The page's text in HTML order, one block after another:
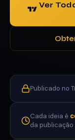
Ver
Publicado no
Cada ideia é
da publicação